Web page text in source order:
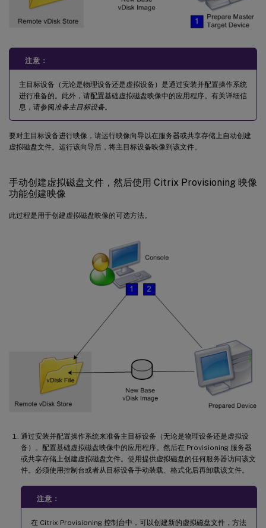
注意：
主目标设备（无论是物理设备还是虚拟设备）是通过安装并配置操作系统
进行准备的。此外，请配置基础虚拟磁盘映像中的应用程序。有关详细信
息，请参阅 准备主目标设备。
要对主目标设备进行映像，请运行映像向导以在服务器或共享存储上自动创建
虚拟磁盘文件。运行该向导后，将主目标设备映像到该文件。
手动创建虚拟磁盘文件，然后使用 Citrix Provisioning 映像
功能创建映像
此过程是用于创建虚拟磁盘映像的可选方法。
通过安装并配置操作系统来准备主目标设备（无论是物理设备还是虚拟设
备）。配置基础虚拟磁盘映像中的应用程序。然后在 Provisioning 服务器
或共享存储上创建虚拟磁盘文件。使用提供虚拟磁盘的任何服务器访问该文
件。必须使用控制台或者从目标设备手动装载、格式化后再卸载该文件。
注意：
在 Citrix Provisioning 控制台中，可以创建新的虚拟磁盘文件，方法